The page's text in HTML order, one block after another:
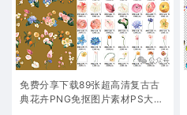
免费分享下载89张超高清复古古
典花卉PNG免抠图片素材PS大师